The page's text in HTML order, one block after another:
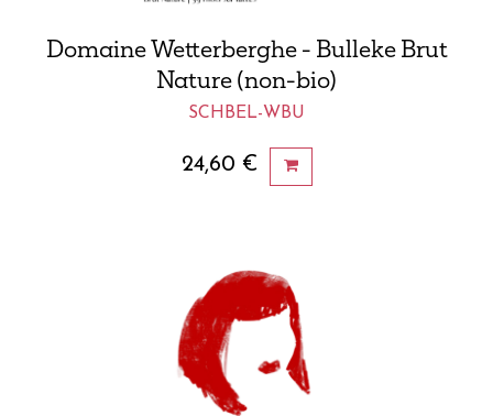
Domaine Wetterberghe - Bulleke Brut
Nature (non-bio)
SCHBEL-WBU
24,60 €